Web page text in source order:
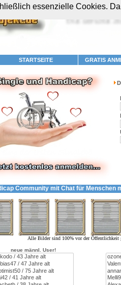
STARTSEITE GRATIS
Community mit Chat für Menschen
Alle Bilder sind 100% vor der Öffentlichkeit
neue männl. User!
essenzielle Cookies.